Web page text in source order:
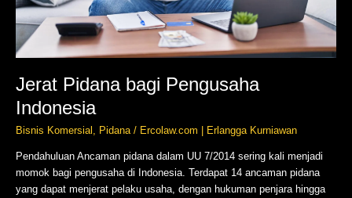
Jerat Pidana bagi Pengusaha
Indonesia
Bisnis Komersial , Pidana/ Ercolaw.com | Erlangga Kurniawan
Pendahuluan Ancaman pidana dalam UU 7/2014 sering kali menjadi
momok bagi pengusaha di Indonesia. Terdapat 14 ancaman pidana
yang dapat menjerat pelaku usaha, dengan hukuman penjara hingga